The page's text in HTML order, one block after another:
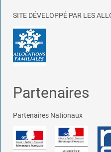
SITE DÉVELOPPÉ PAR LES
Partenaires
Partenaires Nationaux